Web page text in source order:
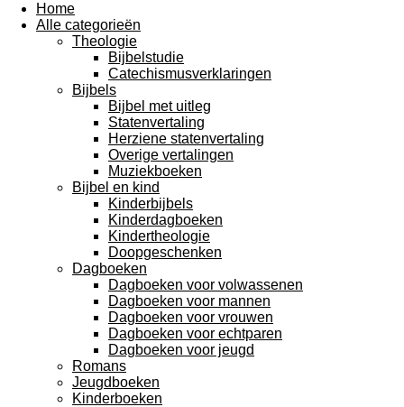
Home
Alle categorieën
Theologie
Bijbelstudie
Catechismusverklaringen
Bijbels
Bijbel met uitleg
Statenvertaling
Herziene statenvertaling
Overige vertalingen
Muziekboeken
Bijbel en kind
Kinderbijbels
Kinderdagboeken
Kindertheologie
Doopgeschenken
Dagboeken
Dagboeken voor volwassenen
Dagboeken voor mannen
Dagboeken voor vrouwen
Dagboeken voor echtparen
Dagboeken voor jeugd
Romans
Jeugdboeken
Kinderboeken